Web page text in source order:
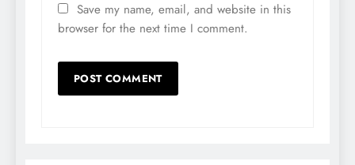
Save my name, email, and website in this
browser for the next time I comment.